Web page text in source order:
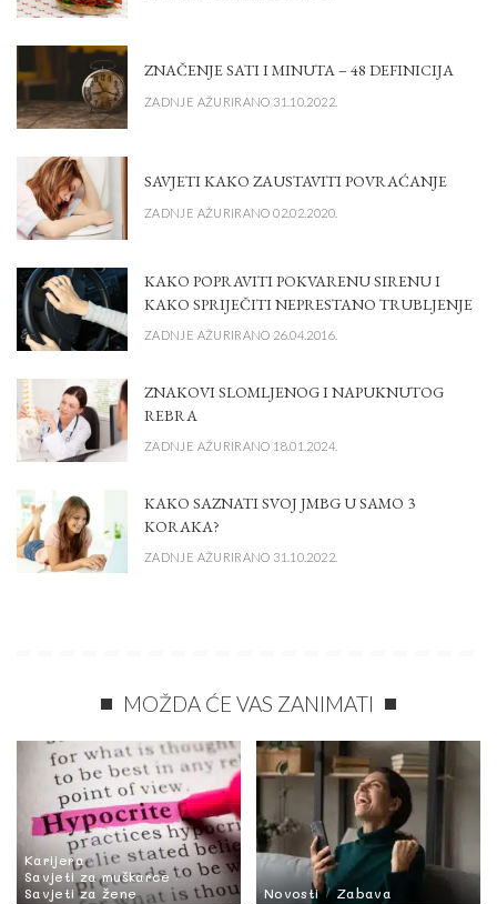
ZNAČENJE SATI I MINUTA – 48 DEFINICIJA
ZADNJE AŽURIRANO 31.10.2022.
SAVJETI KAKO ZAUSTAVITI POVRAĆANJE
ZADNJE AŽURIRANO 02.02.2020.
KAKO POPRAVITI POKVARENU SIRENU I
KAKO SPRIJEČITI NEPRESTANO TRUBLJENJE
ZADNJE AŽURIRANO 26.04.2016.
ZNAKOVI SLOMLJENOG I NAPUKNUTOG
REBRA
ZADNJE AŽURIRANO 18.01.2024.
KAKO SAZNATI SVOJ JMBG U SAMO 3
KORAKA?
ZADNJE AŽURIRANO 31.10.2022.
MOŽDA ĆE VAS ZANIMATI
Karijera
Savjeti za muškarce
Savjeti za žene
Novosti Zabava